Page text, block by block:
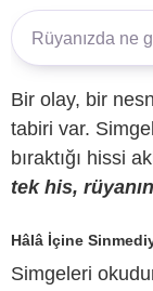
Bir olay, bir
tabiri var.
bıraktığı hissi
tek his,
Hâlâ İçine
Simgeleri